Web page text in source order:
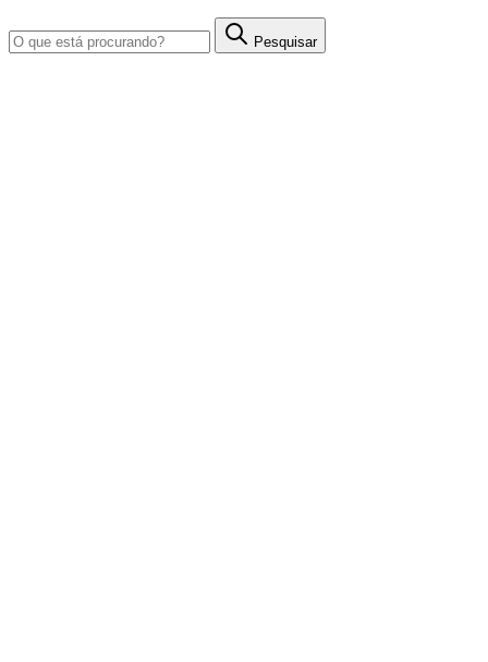
Pesquisar